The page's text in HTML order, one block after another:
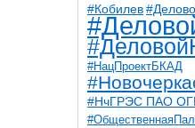
#Кобилев
#НацПроектБКАД
#НчГРЭС ПАО